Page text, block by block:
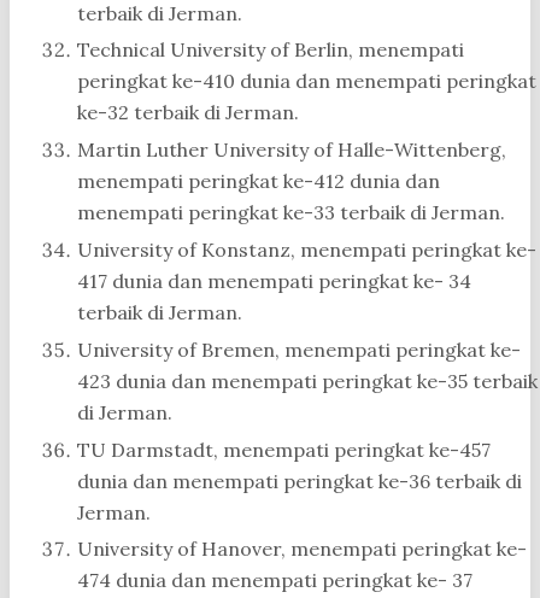
terbaik di Jerman.
Technical University of Berlin, menempati
peringkat ke-410 dunia dan menempati peringkat
ke-32 terbaik di Jerman.
Martin Luther University of Halle-Wittenberg,
menempati peringkat ke-412 dunia dan
menempati peringkat ke-33 terbaik di Jerman.
University of Konstanz, menempati peringkat ke-
417 dunia dan menempati peringkat ke- 34
terbaik di Jerman.
University of Bremen, menempati peringkat ke-
423 dunia dan menempati peringkat ke-35 terbaik
di Jerman.
TU Darmstadt, menempati peringkat ke-457
dunia dan menempati peringkat ke-36 terbaik di
Jerman.
University of Hanover, menempati peringkat ke-
474 dunia dan menempati peringkat ke- 37